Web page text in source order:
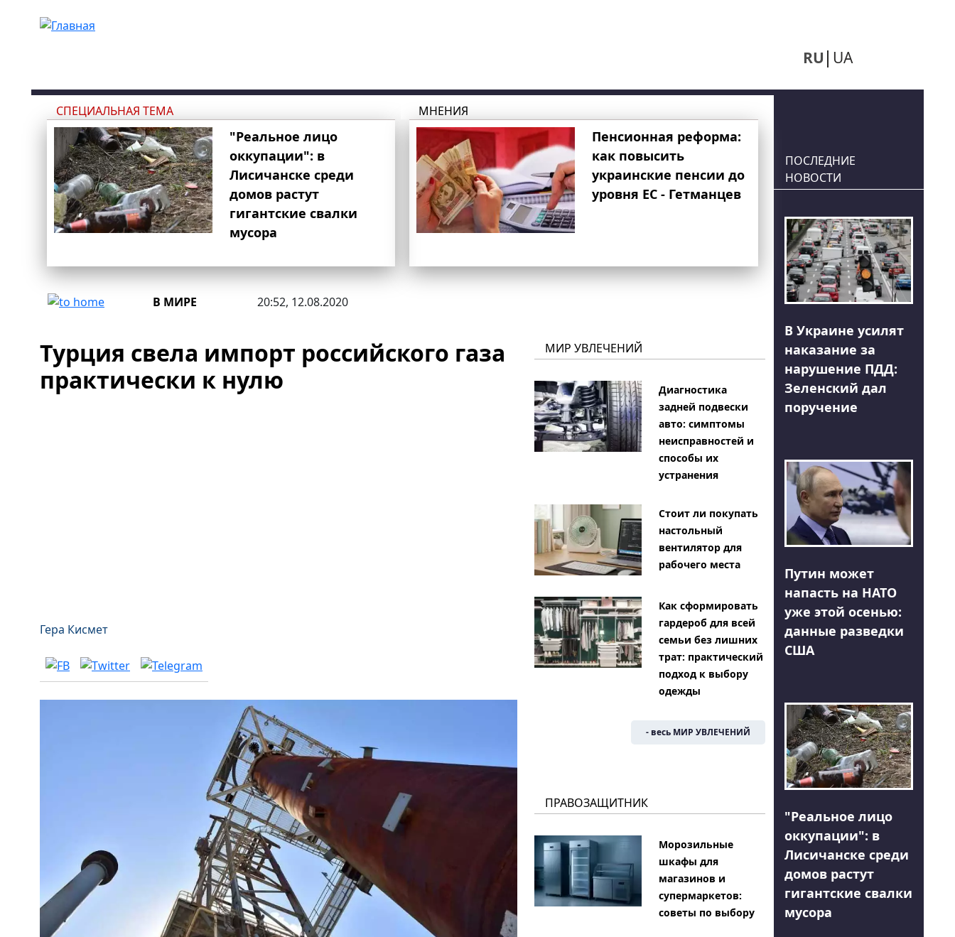
RU UA
СПЕЦИАЛЬНАЯ ТЕМА
"Реальное лицо
оккупации": в
Лисичанске среди
домов растут
гигантские свалки
мусора
МНЕНИЯ
Пенсионная реформа:
как повысить
украинские пенсии до
уровня ЕС - Гетманцев
В МИРЕ 20:52, 12.08.2020
Турция свела импорт российского газа
практически к нулю
Гера Кисмет
МИР УВЛЕЧЕНИЙ
Диагностика
задней подвески
авто: симптомы
неисправностей и
способы их
устранения
Стоит ли покупать
настольный
вентилятор для
рабочего места
Как сформировать
гардероб для всей
семьи без лишних
трат: практический
подход к выбору
одежды
- весь МИР УВЛЕЧЕНИЙ
ПРАВОЗАЩИТНИК
Морозильные
шкафы для
магазинов и
супермаркетов:
советы по выбору
ПОСЛЕДНИЕ
НОВОСТИ
В Украине усилят
наказание за
нарушение ПДД:
Зеленский дал
поручение
Путин может
напасть на НАТО
уже этой осенью:
данные разведки
США
"Реальное лицо
оккупации": в
Лисичанске среди
домов растут
гигантские свалки
мусора